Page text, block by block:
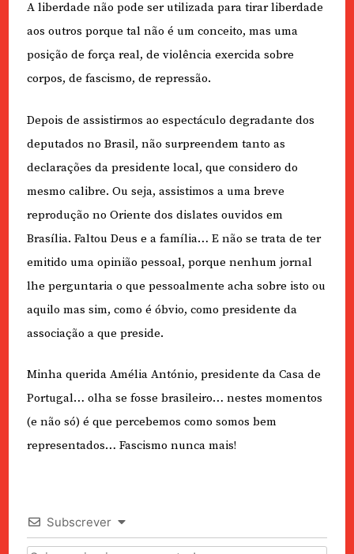
A liberdade não pode ser utilizada para tirar liberdade
aos outros porque tal não é um conceito, mas uma
posição de força real, de violência exercida sobre
corpos, de fascismo, de repressão.
Depois de assistirmos ao espectáculo degradante dos
deputados no Brasil, não surpreendem tanto as
declarações da presidente local, que considero do
mesmo calibre. Ou seja, assistimos a uma breve
reprodução no Oriente dos dislates ouvidos em
Brasília. Faltou Deus e a família… E não se trata de ter
emitido uma opinião pessoal, porque nenhum jornal
lhe perguntaria o que pessoalmente acha sobre isto ou
aquilo mas sim, como é óbvio, como presidente da
associação a que preside.
Minha querida Amélia António, presidente da Casa de
Portugal… olha se fosse brasileiro… nestes momentos
(e não só) é que percebemos como somos bem
representados… Fascismo nunca mais!
Subscrever